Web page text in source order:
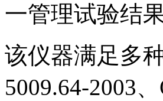
一管理试验结
该仪器满足多
5009.64-2003